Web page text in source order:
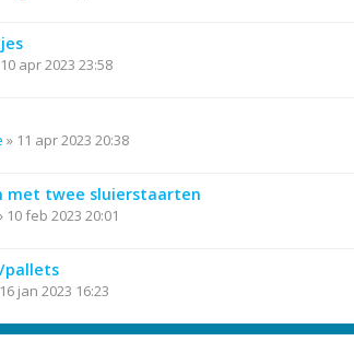
10 apr 2023 23:58
» 11 apr 2023 20:38
met twee sluierstaarten
10 feb 2023 20:01
pallets
16 jan 2023 16:23